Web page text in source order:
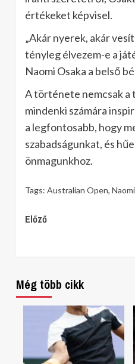
értékeket képvisel.
„Akár nyerek, akár
tényleg élvezem-e a
Naomi Osaka a belső
A története nemcsak a
mindenki számára
a legfontosabb, hogy
szabadságunkat, és
önmagunkhoz.
Tags: Australian Open,
Continue
Előző
Még több cikk